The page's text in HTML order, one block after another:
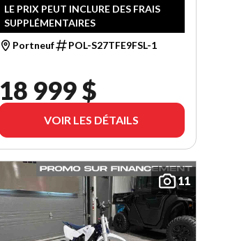
LE PRIX PEUT INCLURE DES FRAIS
SUPPLÉMENTAIRES
Portneuf
POL-S27TFE9FSL-1
18 999 $
VOIR LES DÉTAILS
11